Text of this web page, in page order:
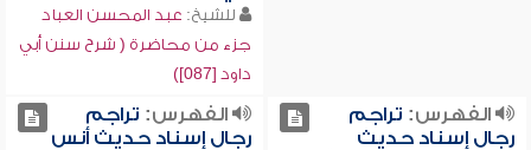
للشيخ: عبد المحسن العباد
جزء من محاضرة ( شرح سنن أبي
داود [087])
الفهرس: تراجم
رجال إسناد حديث
الفهرس: تراجم
رجال إسناد حديث أنس